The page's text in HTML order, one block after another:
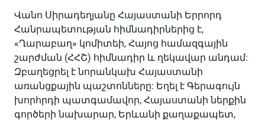
Վանո Սիրադեղյանը Հայաստանի Երրորդ
Հանրապետության հիմնադիրներից է,
«Ղարաբաղ» կոմիտեի, Հայոց համազգային
շարժման (ՀՀՇ) հիմնադիր և ղեկավար անդամ:
Զբաղեցրել է նորանկախ Հայաստանի
առանցքային պաշտոնները: Եղել է Գերագույն
խորհրդի պատգամավոր, Հայաստանի ներքին
գործերի նախարար, Երևանի քաղաքապետ,